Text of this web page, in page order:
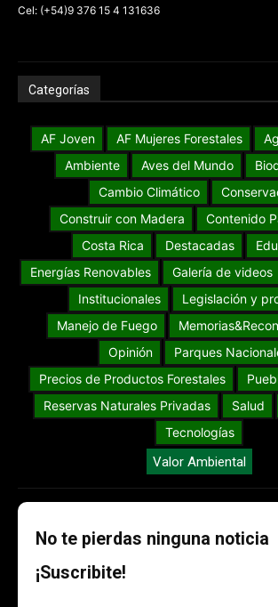
Cel: (+54)9 376 15 4 131636
Categorías
AF Joven AF Mujeres Forestales
Ambiente
Aves del Mundo
Cambio Climático
Construir con Madera
Contenido
Costa Rica
Destacadas
Energías Renovables
Galería de videos
Institucionales
Legislación y
Manejo de Fuego
Opinión
Parques
Precios de Productos Forestales
Reservas Naturales Privadas
Salud
Tecnologías
Valor Ambiental
No te pierdas ninguna noticia
¡Suscribite!